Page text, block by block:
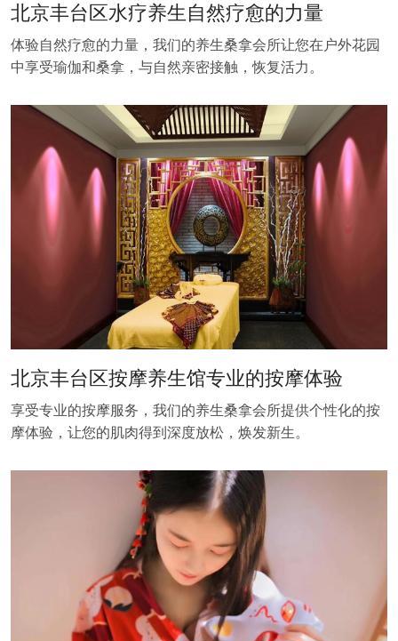
北京丰台区水疗养生自然疗愈的力量
体验自然疗愈的力量，我们的养生桑拿会所让您在户外花园
中享受瑜伽和桑拿，与自然亲密接触，恢复活力。
北京丰台区按摩养生馆专业的按摩体验
享受专业的按摩服务，我们的养生桑拿会所提供个性化的按
摩体验，让您的肌肉得到深度放松，焕发新生。